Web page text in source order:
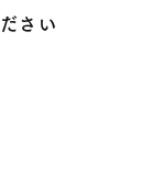
さい